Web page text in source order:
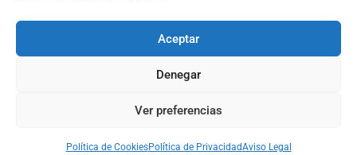
Aceptar
Denegar
Ver preferencias
Política de CookiesPolítica de PrivacidadAviso Legal
Acerca de Nosotros